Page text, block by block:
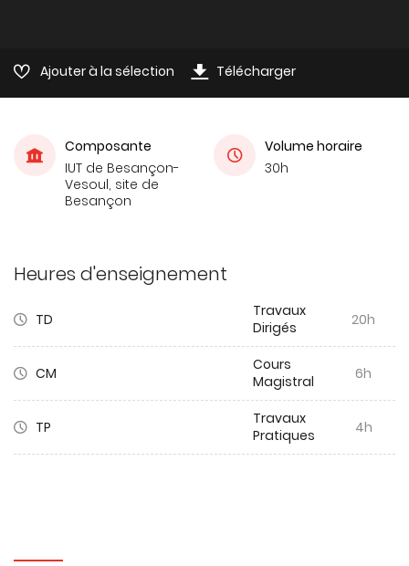
Ajouter à la sélection Télécharger
Composante
IUT de Besançon-
Vesoul, site de
Besançon
Volume horaire
30h
Heures d'enseignement
TD
Travaux
Dirigés
20h
CM
Cours
Magistral
6h
TP
Travaux
Pratiques
4h